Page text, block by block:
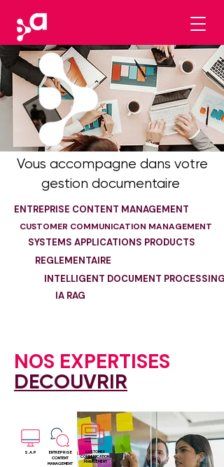
Vous accompagne dans votre
gestion documentaire
ENTREPRISE CONTENT MANAGEMENT
CUSTOMER COMMUNICATION MANAGEMENT
SYSTEMS APPLICATIONS PRODUCTS
REGLEMENTAIRE
INTELLIGENT DOCUMENT PROCESSING
IA RAG
NOS EXPERTISES
DECOUVRIR
S.A.P
CUSTOMER
COMMUNICATION
MANAGEMENT
ENTREPRISE
CONTENT
MANAGEMENT